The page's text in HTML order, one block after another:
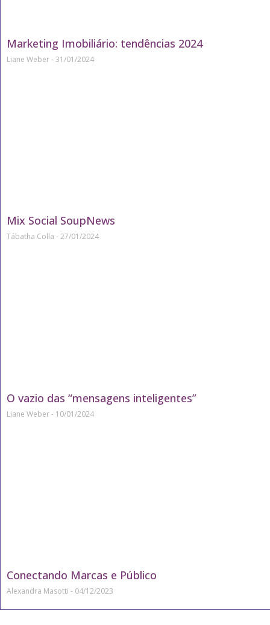
Marketing Imobiliário: tendências 2024
Liane Weber 31/01/2024
Mix Social SoupNews
Tábatha Colla 27/01/2024
O vazio das “mensagens inteligentes”
Liane Weber 10/01/2024
Conectando Marcas e Público
Alexandra Masotti 04/12/2023